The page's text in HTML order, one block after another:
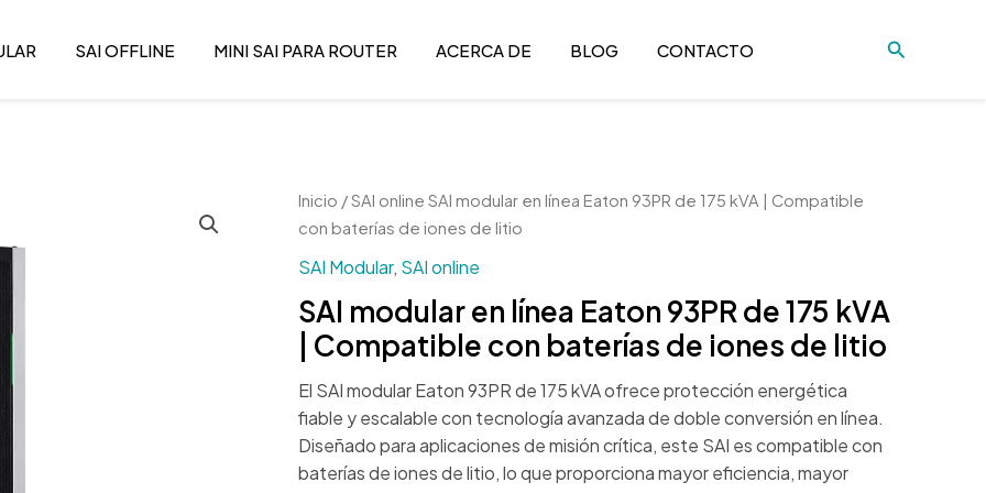
SAI OFFLINE MINI SAI PARA ROUTER ACERCA DE BLOG CONTACTO Buscar
Inicio /SAI online SAI modular en línea Eaton 93PR de 175 kVA | Compatible
con baterías de iones de litio
SAI Modular, SAI online
SAI modular en línea Eaton 93PR de 175 kVA
| Compatible con baterías de iones de litio
El SAI modular Eaton 93PR de 175 kVA ofrece protección energética
fiable y escalable con tecnología avanzada de doble conversión en línea.
Diseñado para aplicaciones de misión crítica, este SAI es compatible con
baterías de iones de litio, lo que proporciona mayor eficiencia, mayor